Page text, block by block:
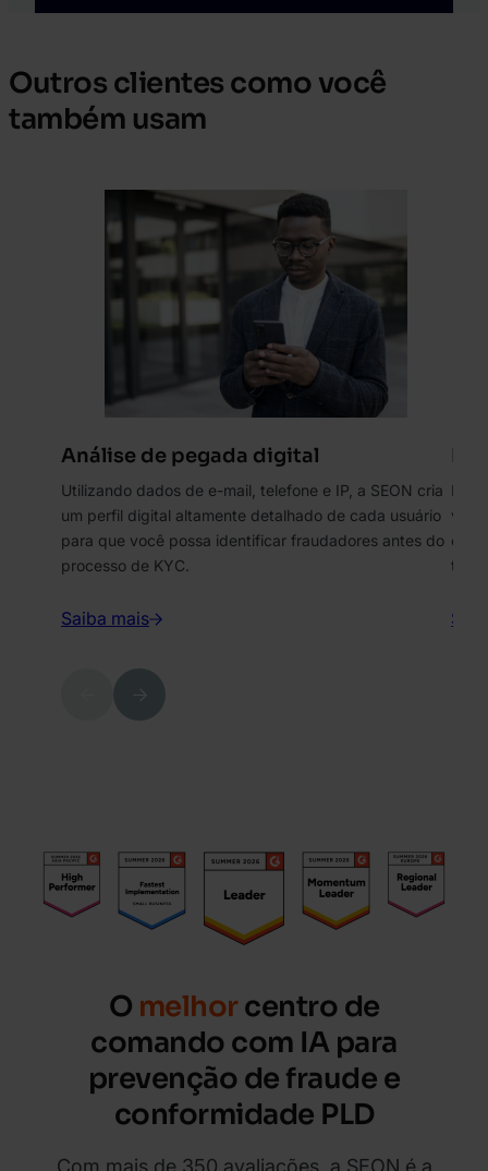
Outros clientes como você
também usam
Previous
Análise de pegada digital
Utilizando dados de e-mail, telefone e IP, a SEON cria
um perfil digital altamente detalhado de cada usuário
para que você possa identificar fraudadores antes do
processo de KYC.
Saiba mais
O melhorcentro de
comando com IA para
prevenção de fraude e
conformidade PLD